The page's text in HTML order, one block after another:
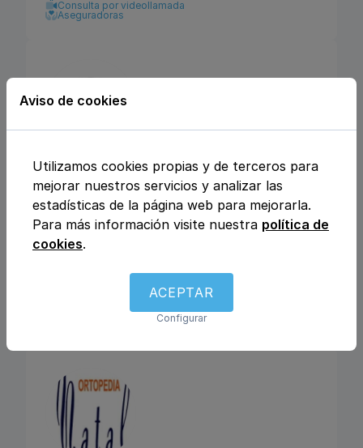
Consulta por videollamada
Aseguradoras
Áurea Familia
Calle Varillas 22, 37001, Salamanca, Salamanca
Aviso de cookies
Utilizamos cookies propias y de terceros para
mejorar nuestros servicios y analizar las
estadísticas de la página web para mejorarla.
Para más información visite nuestra política de
cookies.
ACEPTAR
Configurar